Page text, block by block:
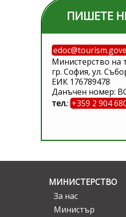
ПИШЕТЕ
Министерство на
гр. София, ул.
ЕИК 176789478
Данъчен номер:
тел.: +359 2 904
МИНИСТЕРСТВО
За нас
Министър